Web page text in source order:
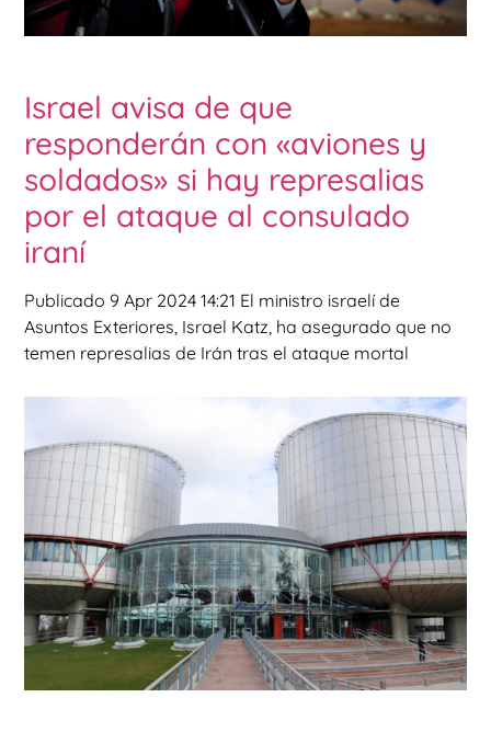
Israel avisa de que
responderán con «aviones y
soldados» si hay represalias
por el ataque al consulado
iraní
Publicado 9 Apr 2024 14:21 El ministro israelí de
Asuntos Exteriores, Israel Katz, ha asegurado que no
temen represalias de Irán tras el ataque mortal